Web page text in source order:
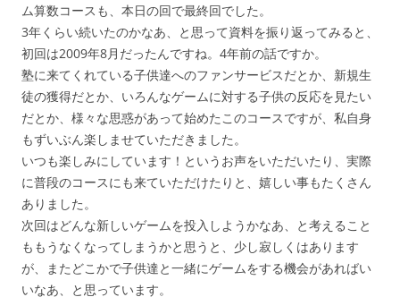
ム算数コースも、本日の回で最終回でした。
3年くらい続いたのかなあ、と思って資料を振り返ってみると、
初回は2009年8月だったんですね。4年前の話ですか。
塾に来てくれている子供達へのファンサービスだとか、新規生
徒の獲得だとか、いろんなゲームに対する子供の反応を見たい
だとか、様々な思惑があって始めたこのコースですが、私自身
もずいぶん楽しませていただきました。
いつも楽しみにしています！というお声をいただいたり、実際
に普段のコースにも来ていただけたりと、嬉しい事もたくさん
ありました。
次回はどんな新しいゲームを投入しようかなあ、と考えること
ももうなくなってしまうかと思うと、少し寂しくはあります
が、またどこかで子供達と一緒にゲームをする機会があればい
いなあ、と思っています。